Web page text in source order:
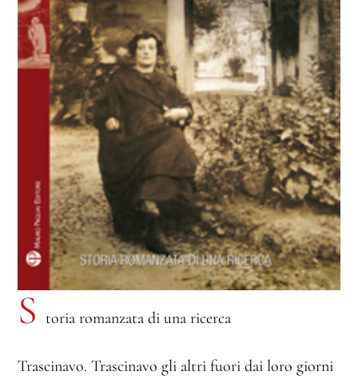
S toria romanzata di una ricerca
Trascinavo. Trascinavo gli altri fuori dai loro giorni